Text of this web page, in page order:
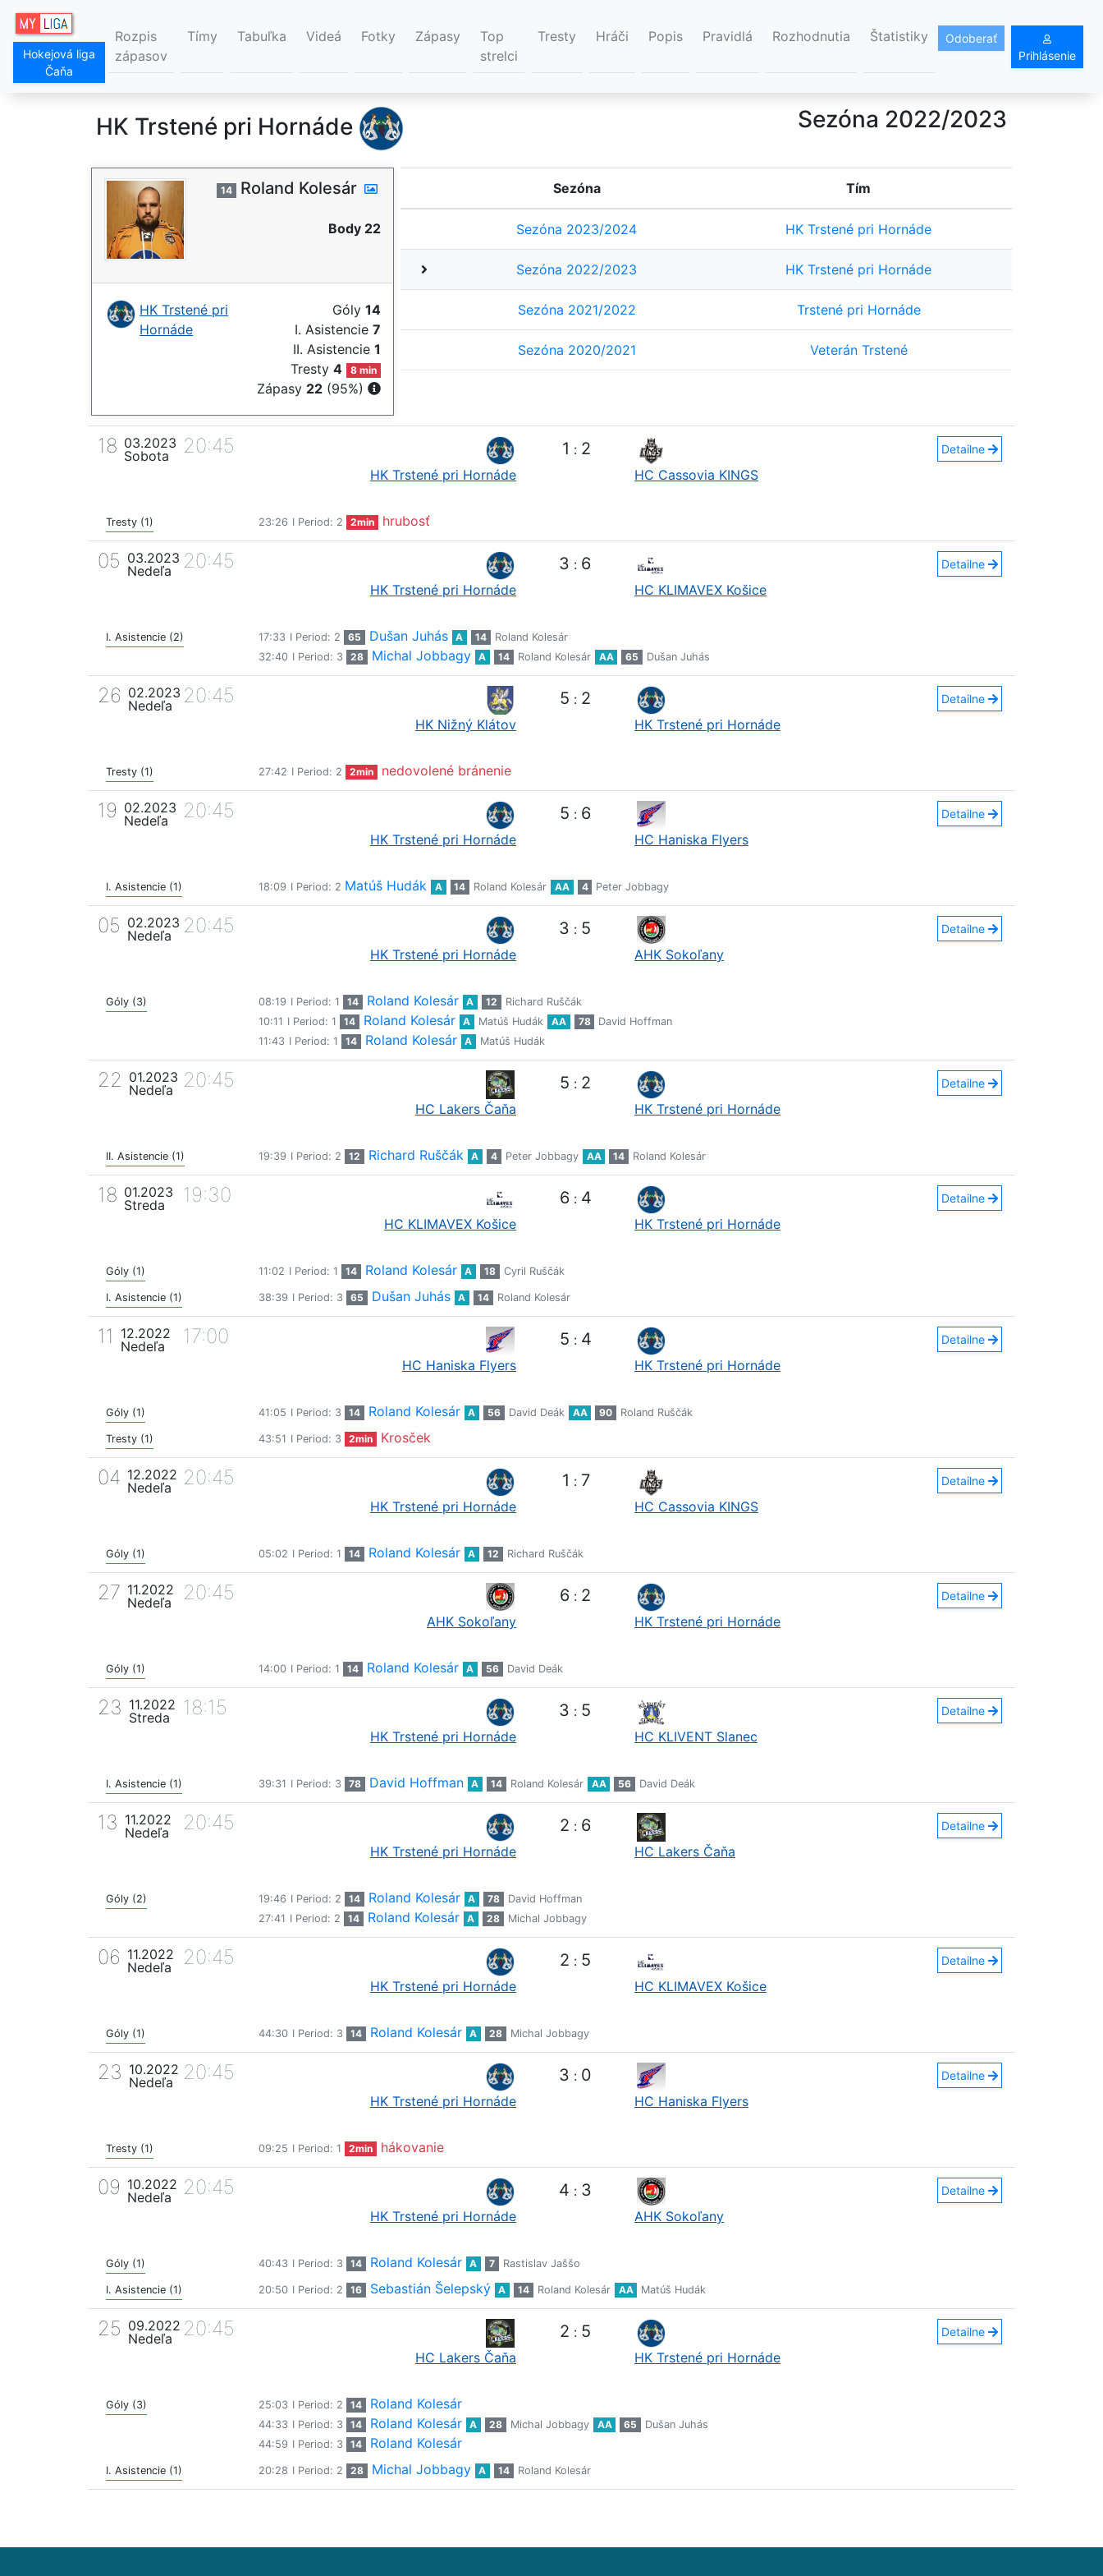
Hokejová liga
Čaňa
Rozpis
zápasov
Tímy Tabuľka Videá Fotky Zápasy
Top
strelci
Tresty Hráči Popis Pravidlá Rozhodnutia Štatistiky
Odoberať
Prihlásenie
HK Trstené pri Hornáde Sezóna 2022/2023
14 Roland Kolesár
Body 22
HK Trstené pri
Hornáde
Góly 14
I. Asistencie 7
II. Asistencie 1
Tresty4 8 min
Zápasy 22 (95%)
Sezóna Tím
Sezóna 2023/2024 HK Trstené pri Hornáde
Sezóna 2022/2023 HK Trstené pri Hornáde
Sezóna 2021/2022 Trstené pri Hornáde
Sezóna 2020/2021 Veterán Trstené
18 03.2023
Sobota
20:45
HK Trstené pri Hornáde
1 : 2
HC Cassovia KINGS
Detailne
Tresty (1) 23:26 I Period: 2 2min hrubosť
05 03.2023
Nedeľa
20:45
HK Trstené pri Hornáde
3 : 6
HC KLIMAVEX Košice
Detailne
I. Asistencie (2) 17:33 I Period: 2 65 Dušan Juhás A 14
Roland Kolesár
32:40 I Period: 3 28 Michal Jobbagy A 14 Roland Kolesár AA 65 Dušan Juhás
26 02.2023
Nedeľa
20:45
HK Nižný Klátov
5 : 2
HK Trstené pri Hornáde
Detailne
Tresty (1) 27:42 I Period: 2 2min nedovolené bránenie
19 02.2023
Nedeľa
20:45
HK Trstené pri Hornáde
5 : 6
HC Haniska Flyers
Detailne
I. Asistencie (1) 18:09 I Period: 2 Matúš Hudák A 14 Roland Kolesár AA 4 Peter Jobbagy
05 02.2023
Nedeľa
20:45
HK Trstené pri Hornáde
3 : 5
AHK Sokoľany
Detailne
Góly (3) 08:19 I Period: 1 14 Roland Kolesár A 12
Richard Ruščák
10:11 I Period: 1 14 Roland Kolesár A Matúš Hudák AA 78
David Hoffman
11:43 I Period: 1 14 Roland Kolesár A Matúš Hudák
22 01.2023
Nedeľa
20:45
HC Lakers Čaňa
5 : 2
HK Trstené pri Hornáde
Detailne
II. Asistencie (1) 19:39 I Period: 2 12 Richard Ruščák A 4 Peter Jobbagy AA 14 Roland Kolesár
18 01.2023
Streda
19:30
HC KLIMAVEX Košice
6 : 4
HK Trstené pri Hornáde
Detailne
Góly (1) 11:02 I Period: 1 14 Roland Kolesár A 18 Cyril Ruščák
I. Asistencie (1) 38:39 I Period: 3 65 Dušan Juhás A 14 Roland Kolesár
11
12.2022
Nedeľa
17:00
HC Haniska Flyers
5 : 4
HK Trstené pri Hornáde
Detailne
Góly (1) 41:05 I Period: 3 14 Roland Kolesár A 56 David Deák AA 90 Roland Ruščák
Tresty (1) 43:51 I Period: 3 2min Krosček
04 12.2022
Nedeľa
20:45
HK Trstené pri Hornáde
1 : 7
HC Cassovia KINGS
Detailne
Góly (1) 05:02 I Period: 1 14 Roland Kolesár A 12 Richard Ruščák
27 11.2022
Nedeľa
20:45
AHK Sokoľany
6 : 2
HK Trstené pri Hornáde
Detailne
Góly (1) 14:00 I Period: 1 14 Roland Kolesár A 56 David Deák
23 11.2022
Streda
18:15
HK Trstené pri Hornáde
3 : 5
HC KLIVENT Slanec
Detailne
I. Asistencie (1) 39:31 I Period: 3 78 David Hoffman A 14 Roland Kolesár AA 56 David Deák
13 11.2022
Nedeľa
20:45
HK Trstené pri Hornáde
2 : 6
HC Lakers Čaňa
Detailne
Góly (2) 19:46 I Period: 2 14 Roland Kolesár A 78
David Hoffman
27:41 I Period: 2 14 Roland Kolesár A 28 Michal Jobbagy
06 11.2022
Nedeľa
20:45
HK Trstené pri Hornáde
2 : 5
HC KLIMAVEX Košice
Detailne
Góly (1) 44:30 I Period: 3 14 Roland Kolesár A 28 Michal Jobbagy
23 10.2022
Nedeľa
20:45
HK Trstené pri Hornáde
3 : 0
HC Haniska Flyers
Detailne
Tresty (1) 09:25 I Period: 1 2min hákovanie
09 10.2022
Nedeľa
20:45
HK Trstené pri Hornáde
4 : 3
AHK Sokoľany
Detailne
Góly (1) 40:43 I Period: 3 14 Roland Kolesár A 7 Rastislav Jaššo
I. Asistencie (1) 20:50 I Period: 2 16 Sebastián Šelepský A 14 Roland Kolesár AA Matúš Hudák
25 09.2022
Nedeľa
20:45
HC Lakers Čaňa
2 : 5
HK Trstené pri Hornáde
Detailne
Góly (3) 25:03 I Period: 2 14 Roland Kolesár
44:33 I Period: 3 14 Roland Kolesár A 28 Michal Jobbagy AA 65
Dušan Juhás
44:59 I Period: 3 14 Roland Kolesár
I. Asistencie (1) 20:28 I Period: 2 28 Michal Jobbagy A 14 Roland Kolesár